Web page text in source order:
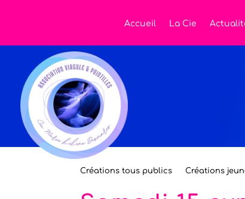
Accueil La Cie
Créations tous publics Créations